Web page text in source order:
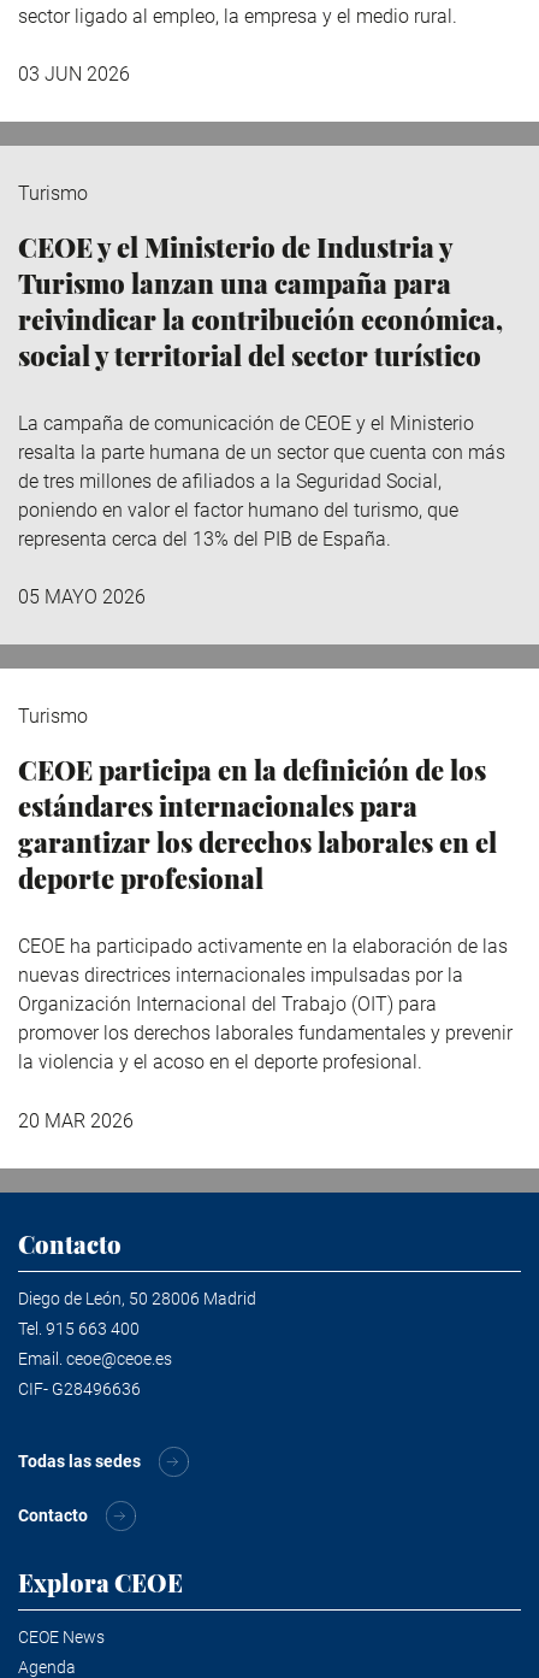
sector ligado al empleo, la empresa y el medio rural.
03 JUN 2026
Turismo
CEOE y el Ministerio de Industria y
Turismo lanzan una campaña para
reivindicar la contribución económica,
social y territorial del sector turístico
La campaña de comunicación de CEOE y el Ministerio
resalta la parte humana de un sector que cuenta con más
de tres millones de afiliados a la Seguridad Social,
poniendo en valor el factor humano del turismo, que
representa cerca del 13% del PIB de España.
05 MAYO 2026
Turismo
CEOE participa en la definición de los
estándares internacionales para
garantizar los derechos laborales en el
deporte profesional
CEOE ha participado activamente en la elaboración de las
nuevas directrices internacionales impulsadas por la
Organización Internacional del Trabajo (OIT) para
promover los derechos laborales fundamentales y prevenir
la violencia y el acoso en el deporte profesional.
20 MAR 2026
Contacto
Diego de León, 50 28006 Madrid
Tel. 915 663 400
Email. ceoe@ceoe.es
CIF- G28496636
Todas las sedes
Contacto
Explora CEOE
CEOE News
Agenda